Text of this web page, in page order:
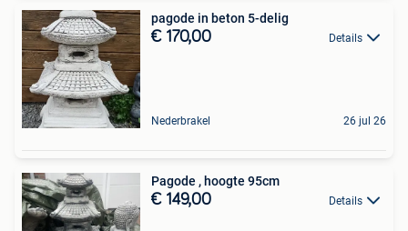
pagode in beton 5-delig
€ 170,00 Details
Nederbrakel 26 jul 26
Pagode , hoogte 95cm
€ 149,00 Details